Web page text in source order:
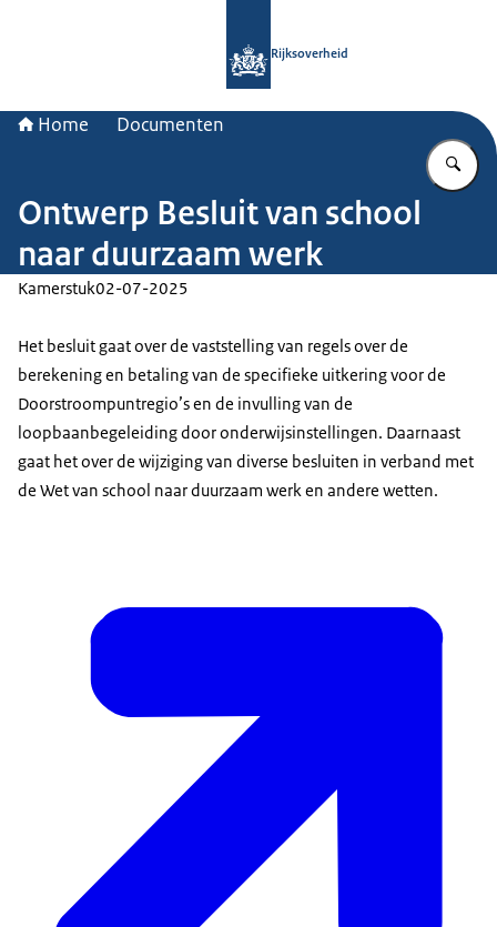
Rijksoverheid
Home Documenten
Ontwerp Besluit van school
naar duurzaam werk
Kamerstuk02-07-2025
Het besluit gaat over de vaststelling van regels over de
berekening en betaling van de specifieke uitkering voor de
Doorstroompuntregio’s en de invulling van de
loopbaanbegeleiding door onderwijsinstellingen. Daarnaast
gaat het over de wijziging van diverse besluiten in verband met
de Wet van school naar duurzaam werk en andere wetten.